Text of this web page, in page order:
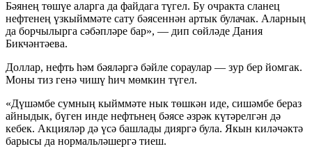
Бәянең төшүе аларга да файдага түгел. Бу очракта сланец
нефтенең үзкыйммәте сату бәясеннән артык булачак. Аларның
да борчылырга сәбәпләре бар», — дип сөйләде Дания
Бикчәнтәева.
Доллар, нефть һәм бәяләргә бәйле сораулар — зур бер йомгак.
Моны тиз генә чишү һич мөмкин түгел.
«Дүшәмбе сумның кыйммәте нык төшкән иде, сишәмбе бераз
айныдык, бүген инде нефтьнең бәясе әзрәк күтәрелгән дә
кебек. Акцияләр дә үсә башлады дияргә була. Якын киләчәктә
барысы да нормальләшергә тиеш.